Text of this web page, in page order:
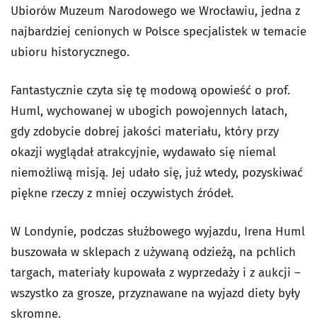
Ubiorów Muzeum Narodowego we Wrocławiu, jedna z
najbardziej cenionych w Polsce specjalistek w temacie
ubioru historycznego.
Fantastycznie czyta się tę modową opowieść o prof.
Huml, wychowanej w ubogich powojennych latach,
gdy zdobycie dobrej jakości materiału, który przy
okazji wyglądał atrakcyjnie, wydawało się niemal
niemożliwą misją. Jej udało się, już wtedy, pozyskiwać
piękne rzeczy z mniej oczywistych źródeł.
W Londynie, podczas służbowego wyjazdu, Irena Huml
buszowała w sklepach z używaną odzieżą, na pchlich
targach, materiały kupowała z wyprzedaży i z aukcji –
wszystko za grosze, przyznawane na wyjazd diety były
skromne.